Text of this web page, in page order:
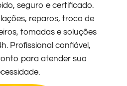
seguro e certificado.
reparos, troca de
tomadas e soluções
Profissional confiável,
para atender sua